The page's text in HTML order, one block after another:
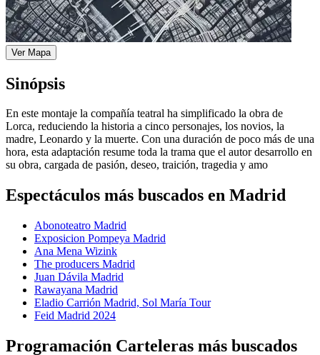
Ver Mapa
Sinópsis
En este montaje la compañía teatral ha simplificado la obra de
Lorca, reduciendo la historia a cinco personajes, los novios, la
madre, Leonardo y la muerte. Con una duración de poco más de una
hora, esta adaptación resume toda la trama que el autor desarrollo en
su obra, cargada de pasión, deseo, traición, tragedia y amo
Espectáculos más buscados en Madrid
Abonoteatro Madrid
Exposicion Pompeya Madrid
Ana Mena Wizink
The producers Madrid
Juan Dávila Madrid
Rawayana Madrid
Eladio Carrión Madrid, Sol María Tour
Feid Madrid 2024
Programación Carteleras más buscados